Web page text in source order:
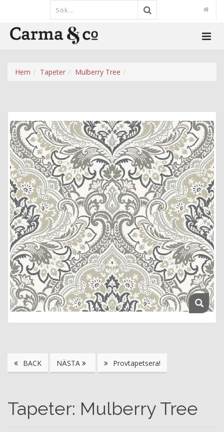
Hem Tapeter Mulberry Tree
BACK NÄSTA Provtapetsera!
Tapeter: Mulberry Tree